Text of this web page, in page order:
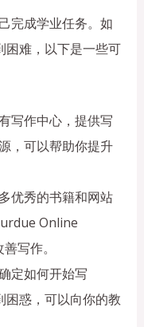
完成学业任务。如
困难，以下是一些可
写作中心，提供写
，可以帮助你提升
优秀的书籍和网站
Online
写作。
定如何开始写
困惑，可以向你的教